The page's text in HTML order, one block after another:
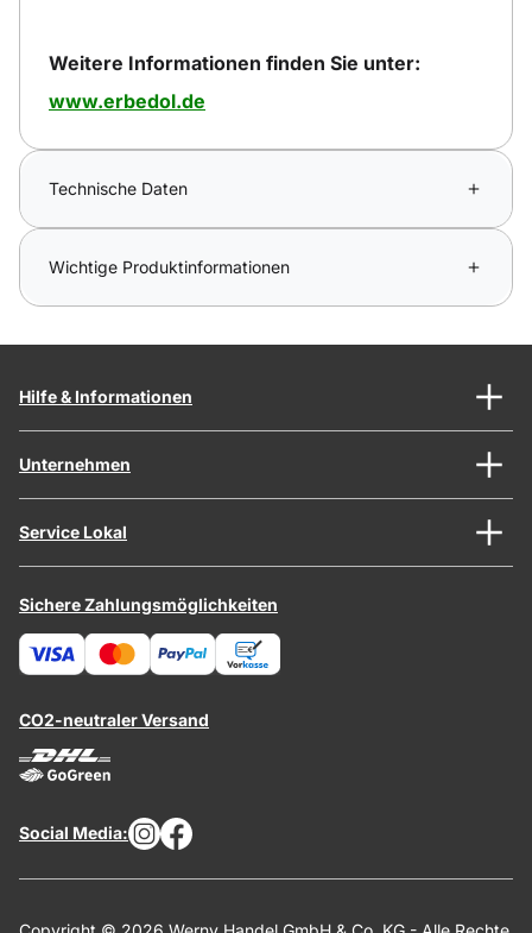
Weitere Informationen finden Sie unter:
www.erbedol.de
Technische Daten
Wichtige Produktinformationen
Hilfe & Informationen
Unternehmen
Service Lokal
Sichere Zahlungsmöglichkeiten
CO2-neutraler Versand
Social Media: